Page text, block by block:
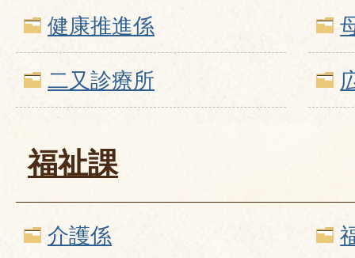
健康推進係
二又診療所
福祉課
介護係